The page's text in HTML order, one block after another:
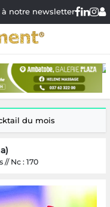
à notre newsletter
du mois
// Nc : 170